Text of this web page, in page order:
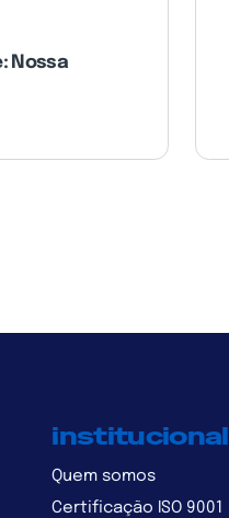
Nossa
institucional
Quem somos
Certificação ISO 9001